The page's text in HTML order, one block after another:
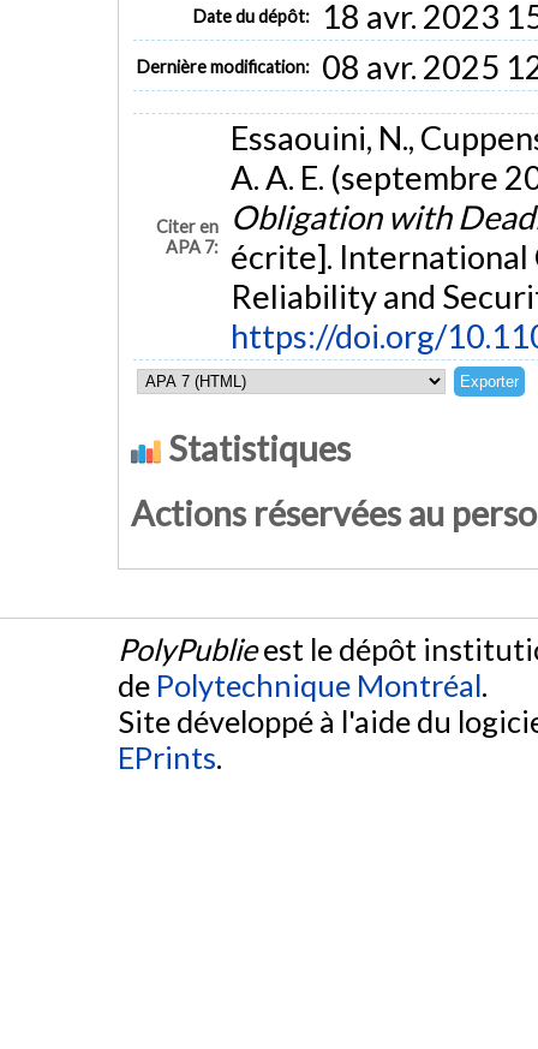
Date du dépôt: 18 avr. 2023
Dernière modification: 08 avr. 2025
Citer en
APA 7:
Essaouini, N.,
A. A. E. (septembre
Obligation with
écrite]. International
Reliability and
https://doi.org/
Statistiques
Actions réservées au
PolyPublieest le dépôt
de Polytechnique Montréal.
Site développé à l'aide du
EPrints.